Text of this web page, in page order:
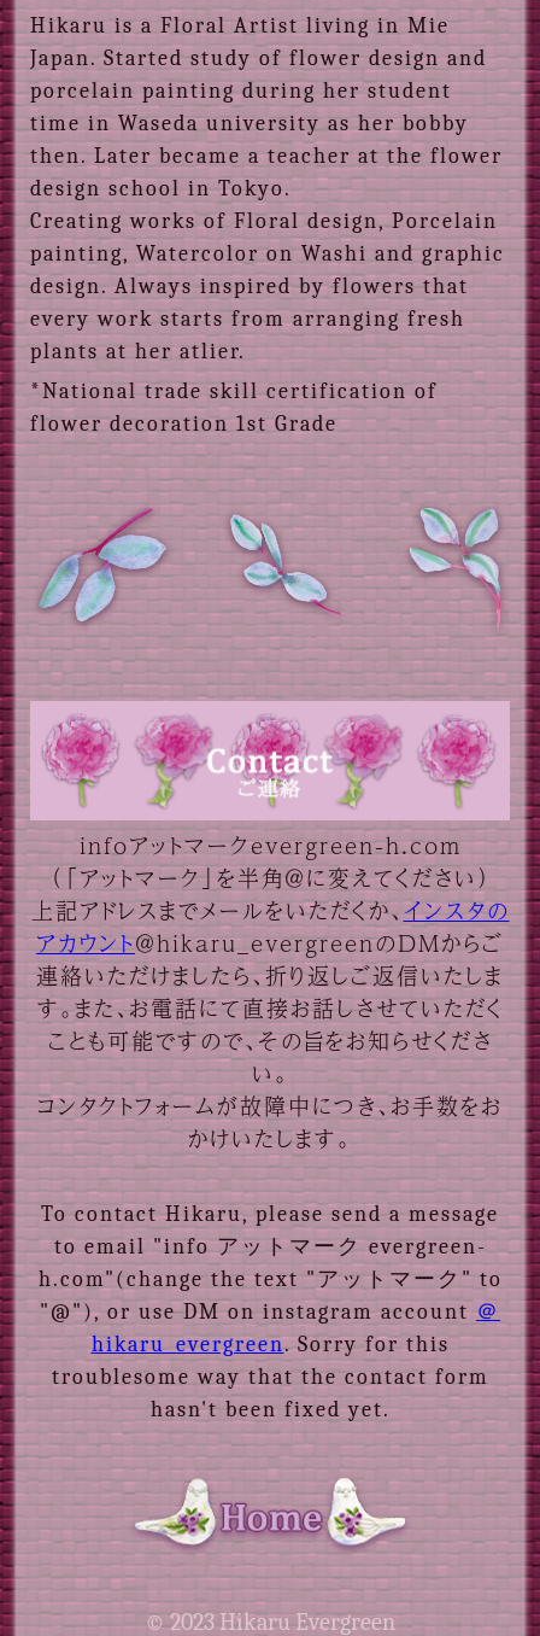
Hikaru is a Floral Artist living in Mie
Japan. Started study of flower design and
porcelain painting during her student
time in Waseda university as her bobby
then. Later became a teacher at the flower
design school in Tokyo.
Creating works of Floral design, Porcelain
painting, Watercolor on Washi and graphic
design. Always inspired by flowers that
every work starts from arranging fresh
plants at her atlier.
*National trade skill certification of
flower decoration 1st Grade
infoアットマークevergreen-h.com
（「アットマーク」を半角＠に変えてください）
上記アドレスまでメールをいただくか、インスタの
アカウント＠hikaru_evergreenのDMからご
連絡いただけましたら、折り返しご返信いたしま
す。また、お電話にて直接お話しさせていただく
ことも可能ですので、その旨をお知らせくださ
い。
コンタクトフォームが故障中につき、お手数をお
かけいたします。
To contact Hikaru, please send a message
to email "info アットマーク evergreen-
h.com"(change the text "アットマーク" to
"@"), or use DM on instagram account＠
hikaru_evergreen. Sorry for this
troublesome way that the contact form
hasn't been fixed yet.
© 2023 Hikaru Evergreen